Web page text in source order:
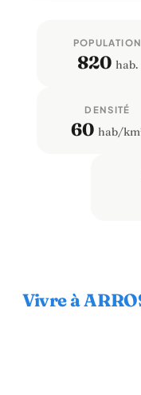
POPULATION
820 hab.
DENSITÉ
60 hab/
Vivre à